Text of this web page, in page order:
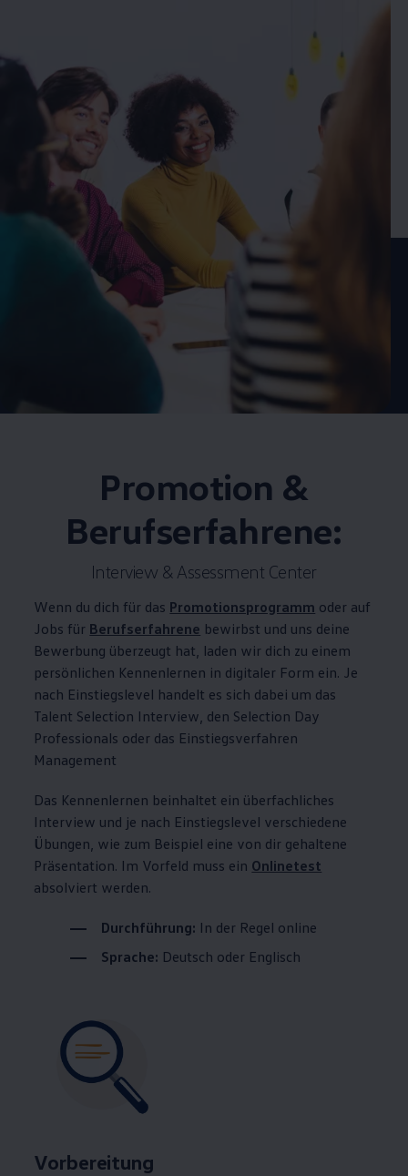
Promotion &
Berufserfahrene:
Interview & Assessment Center
Wenn du dich für das Promotionsprogramm oder auf
Jobs für Berufserfahrene bewirbst und uns deine
Bewerbung überzeugt hat, laden wir dich zu einem
persönlichen Kennenlernen in digitaler Form ein. Je
nach Einstiegslevel handelt es sich dabei um das
Talent Selection Interview, den Selection Day
Professionals oder das Einstiegsverfahren
Management
Das Kennenlernen beinhaltet ein überfachliches
Interview und je nach Einstiegslevel verschiedene
Übungen, wie zum Beispiel eine von dir gehaltene
Präsentation. Im Vorfeld muss ein Onlinetest
absolviert werden.
Durchführung: In der Regel online
Sprache: Deutsch oder Englisch
Vorbereitung